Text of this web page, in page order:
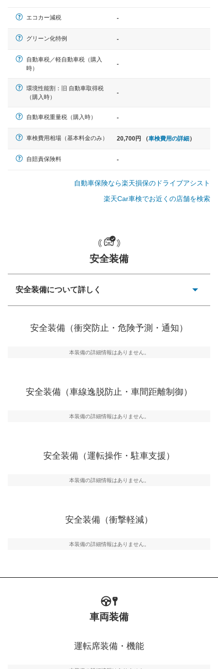
クラウン、アルファード、フォレ
カD:5 など
一般的な荷物のサイズの目安
エコカー減税 -
グリーン化特例 -
自動車税／軽自動車税（購入
時）
-
環境性能割：旧 自動車取得税
（購入時）
-
自動車税重量税（購入時） -
車検費用相場（基本料金のみ） 20,700円 （車検費用の詳細）
自賠責保険料 -
自動車保険なら楽天損保のドライブアシスト
楽天Car車検でお近くの店舗を検索
安全装備
安全装備について詳しく
ーキアシスト、ABSなどが装備されています。
車線逸脱防止
車線のはみだしやふらつきを防止するためにレーンキー
運転・駐車支援
グ・アシストやサイドブラインドモニターなどが装備さ
万が一車体が衝撃を受けたときに、運転者・同乗者を守
るSRSエアバッグシステム、プリテンショナーシートベ
安全装備（衝突防止・危険予測・通知）
本装備の詳細情報はありません。
安全装備（車線逸脱防止・車間距離制御）
本装備の詳細情報はありません。
安全装備（運転操作・駐車支援）
本装備の詳細情報はありません。
安全装備（衝撃軽減）
本装備の詳細情報はありません。
車両装備
運転席装備・機能